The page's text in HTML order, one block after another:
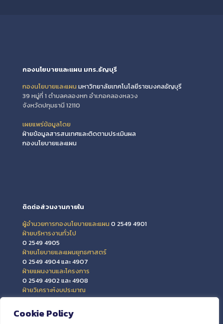
Cookie Policy
กองนโยบายและแผน มทร.ธัญบุรี
กองนโยบายและแผน มหาวิทยาลัยเทคโนโลยีราชมงคลธัญบุรี
39 หมู่ที่ 1 ตำบลคลองหก อำเภอคลองหลวง
จังหวัดปทุมธานี 12110
เผยแพร่ข้อมูลโดย
ฝ่ายข้อมูลสารสนเทศและติดตามประเมินผล
กองนโยบายและแผน
ติดต่อส่วนงานภายใน
ผู้อำนวยการกองนโยบายและแผน 0 2549 4901
ฝ่ายบริหารงานทั่วไป
0 2549 4905
ฝ่ายนโยบายและแผนยุทธศาสตร์
0 2549 4904 และ 4907
ฝ่ายแผนงานและโครงการ
0 2549 4902 และ 4908
ฝ่ายวิเคราะห์งบประมาณ
0 2549 4903 และ 4909
ฝ่ายข้อมูลสารสนเทศและติดตามประเมินผล
0 2549 4906